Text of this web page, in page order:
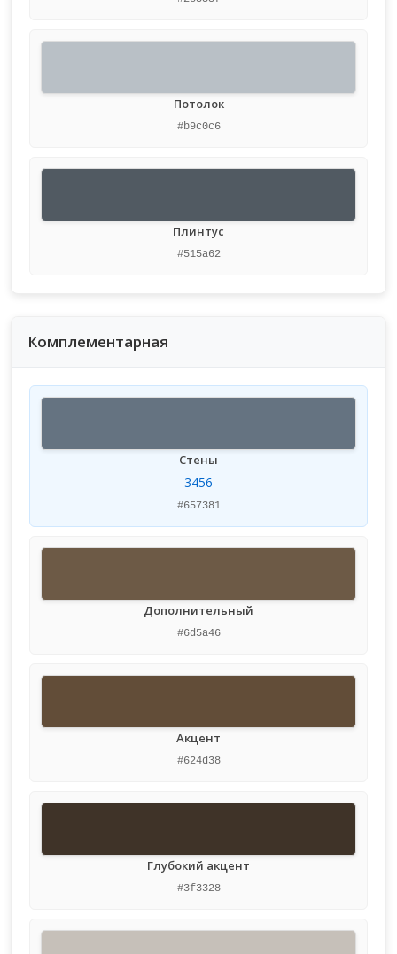
Потолок
#b9c0c6
Плинтус
#515a62
Комплементарная
Стены
3456
#657381
Дополнительный
#6d5a46
Акцент
#624d38
Глубокий акцент
#3f3328